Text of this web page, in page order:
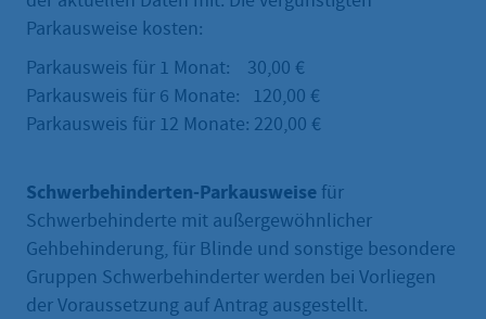
Parkausweise kosten:
Parkausweis für 1 Monat: 30,00 €
Parkausweis für 6 Monate: 120,00 €
Parkausweis für 12 Monate: 220,00 €
Schwerbehinderten-Parkausweise für
Schwerbehinderte mit außergewöhnlicher
Gehbehinderung, für Blinde und sonstige besondere
Gruppen Schwerbehinderter werden bei Vorliegen
der Voraussetzung auf Antrag ausgestellt.